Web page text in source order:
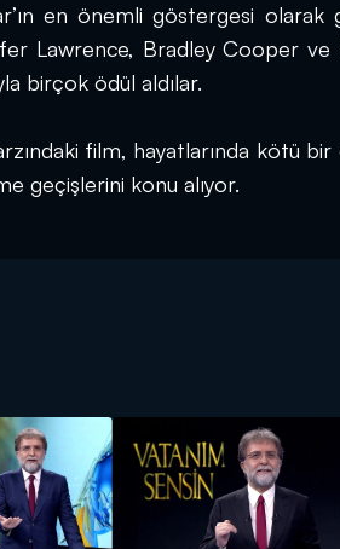
en önemli göstergesi olarak
Lawrence, Bradley Cooper
birçok ödül aldılar.
film, hayatlarında kötü
geçişlerini konu alıyor.